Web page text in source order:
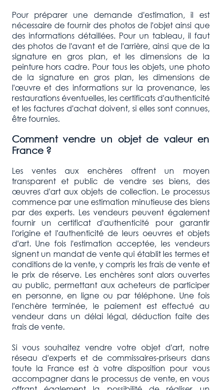
Pour préparer une demande d'estimation, il est
nécessaire de fournir des photos de l'objet ainsi que
des informations détaillées. Pour un tableau, il faut
des photos de l'avant et de l'arrière, ainsi que de la
signature en gros plan, et les dimensions de la
peinture hors cadre. Pour tous les objets, une photo
de la signature en gros plan, les dimensions de
l'œuvre et des informations sur la provenance, les
restaurations éventuelles, les certificats d'authenticité
et les factures d'achat doivent, si elles sont connues,
être fournies.
Comment vendre un objet de valeur en
France ?
Les ventes aux enchères offrent un moyen
transparent et public de vendre ses biens, des
œuvres d'art aux objets de collection. Le processus
commence par une estimation minutieuse des biens
par des experts. Les vendeurs peuvent également
fournir un certificat d'authenticité pour garantir
l'origine et l'authenticité de leurs oeuvres et objets
d'art. Une fois l'estimation acceptée, les vendeurs
signent un mandat de vente qui établit les termes et
conditions de la vente, y compris les frais de vente et
le prix de réserve. Les enchères sont alors ouvertes
au public, permettant aux acheteurs de participer
en personne, en ligne ou par téléphone. Une fois
l'enchère terminée, le paiement est effectué au
vendeur dans un délai légal, déduction faite des
frais de vente.
Si vous souhaitez vendre votre objet d'art, notre
réseau d'experts et de commissaires-priseurs dans
toute la France est à votre disposition pour vous
accompagner dans le processus de vente, en vous